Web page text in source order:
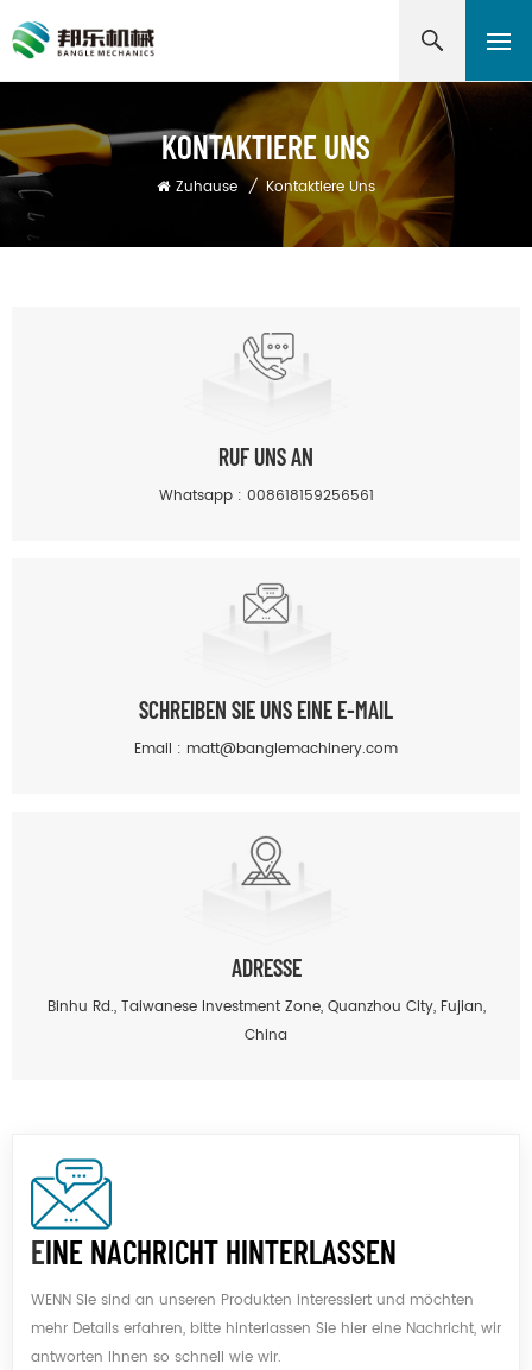
KONTAKTIERE UNS
Zuhause / Kontaktiere Uns
RUF UNS AN
Whatsapp : 008618159256561
SCHREIBEN SIE UNS EINE E-MAIL
Email : matt@banglemachinery.com
ADRESSE
Binhu Rd., Taiwanese Investment Zone, Quanzhou City, Fujian,
China
EINE NACHRICHT HINTERLASSEN
WENN Sie sind an unseren Produkten interessiert und möchten
mehr Details erfahren, bitte hinterlassen Sie hier eine Nachricht, wir
antworten Ihnen so schnell wie wir.